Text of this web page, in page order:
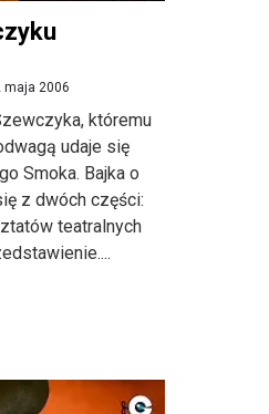
maja 2006
któremu
udaje się
Smoka. Bajka o
z dwóch części:
teatralnych